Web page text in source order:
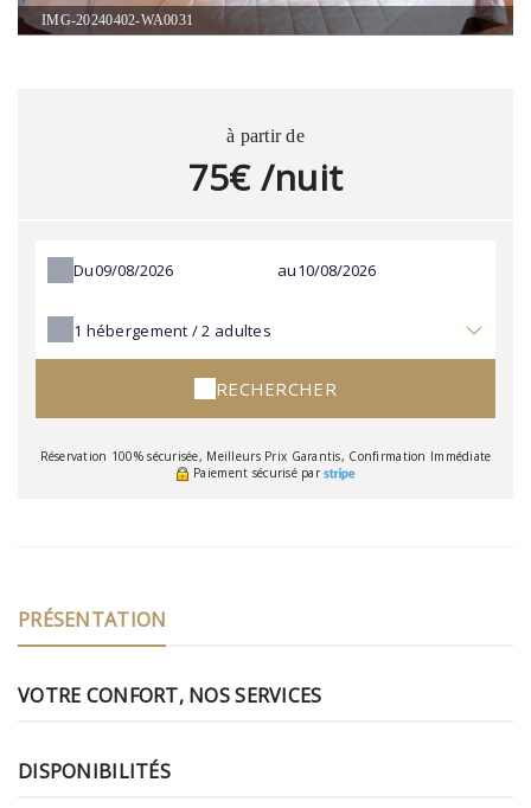
IMG-20240402-WA0031
à partir de
75€ /nuit
Du au
1 hébergement /2 adultes
RECHERCHER
Réservation 100% sécurisée, Meilleurs Prix Garantis, Confirmation Immédiate
Paiement sécurisé par
PRÉSENTATION
VOTRE CONFORT, NOS SERVICES
DISPONIBILITÉS